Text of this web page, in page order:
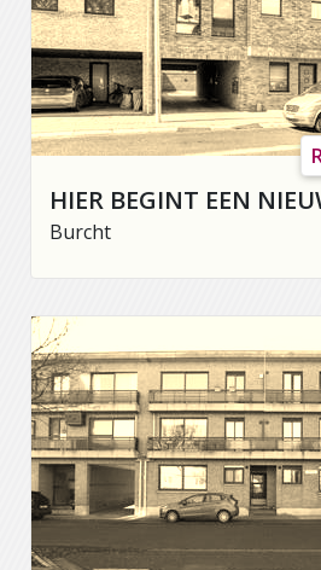
HIER BEGINT EEN
Burcht